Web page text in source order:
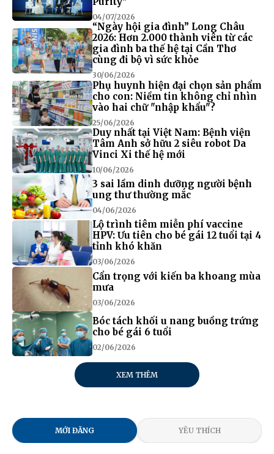
04/07/2026
“Ngày hội gia đình” Long Châu
2026: Hơn 2.000 thành viên từ các
gia đình ba thế hệ tại Cần Thơ
cùng đi bộ vì sức khỏe
30/06/2026
Phụ huynh hiện đại chọn sản phẩm
cho con: Niềm tin không chỉ nhìn
vào hai chữ "nhập khẩu"?
25/06/2026
Duy nhất tại Việt Nam: Bệnh viện
Tâm Anh sở hữu 2 siêu robot Da
Vinci Xi thế hệ mới
10/06/2026
3 sai lầm dinh dưỡng người bệnh
ung thư thường mắc
04/06/2026
Lộ trình tiêm miễn phí vaccine
HPV: Ưu tiên cho bé gái 12 tuổi tại 4
tỉnh khó khăn
03/06/2026
Cẩn trọng với kiến ba khoang mùa
mưa
03/06/2026
Bóc tách khối u nang buồng trứng
cho bé gái 6 tuổi
02/06/2026
XEM THÊM
MỚI ĐĂNG YÊU THÍCH